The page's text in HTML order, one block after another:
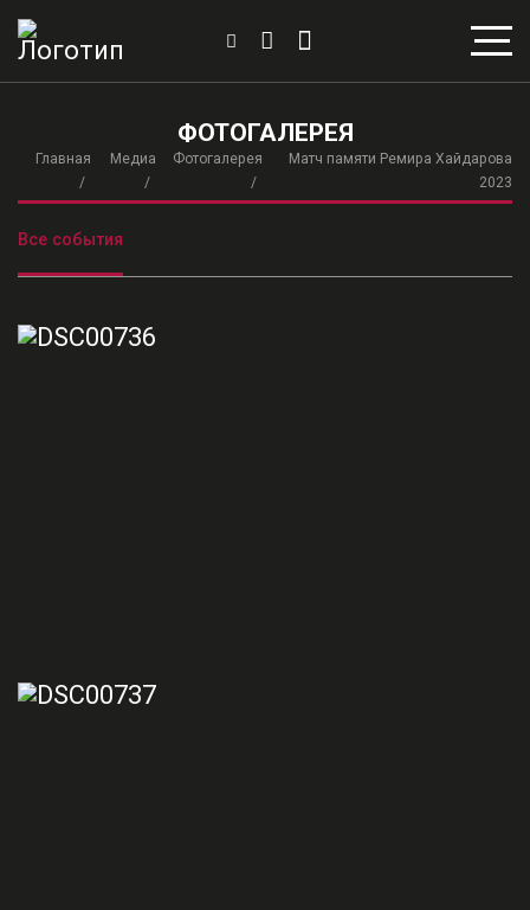
ФОТОГАЛЕРЕЯ
Главная Медиа Фотогалерея
Матч памяти Ремира Хайдарова
2023
Все события